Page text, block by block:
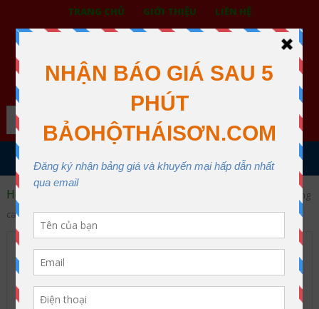
TRANG CHỦ GIỚI THIỆU LIÊN HỆ
BẢO HỘ LAO ĐỘNG THÁI SƠN
XƯỞNG MAY THÁI SƠN QUẬN 12
Search
MENU
Home
Mặt nạ hàn chất lượng
cao và giá phải chăng nhất
Mặt nạ hàn chất lượng cao
và giá phải chăng nhất